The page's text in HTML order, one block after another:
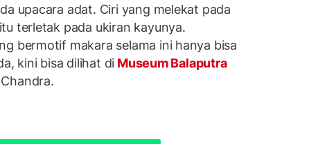
upacara adat. Ciri yang melekat pada
terletak pada ukiran kayunya.
bermotif makara selama ini hanya bisa
kini bisa dilihat di Museum Balaputra